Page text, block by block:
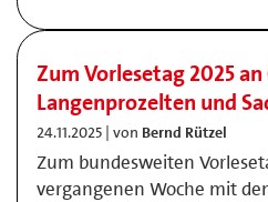
Zum Vorlesetag 2025
Langenprozelten und
24.11.2025 | von Bernd Rützel
Zum bundesweiten
vergangenen Woche mit